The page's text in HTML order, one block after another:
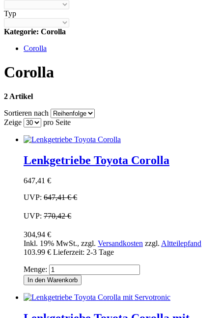
Typ
Kategorie: Corolla
Corolla
Corolla
2 Artikel
Sortieren nach
Zeige
pro Seite
Lenkgetriebe Toyota Corolla
647,41 €
UVP: 647,41 €€
UVP: 770,42 €
304,94 €
Inkl. 19% MwSt., zzgl. Versandkosten zzgl. Altteilepfand
103.99 € Lieferzeit: 2-3 Tage
Menge:
In den Warenkorb